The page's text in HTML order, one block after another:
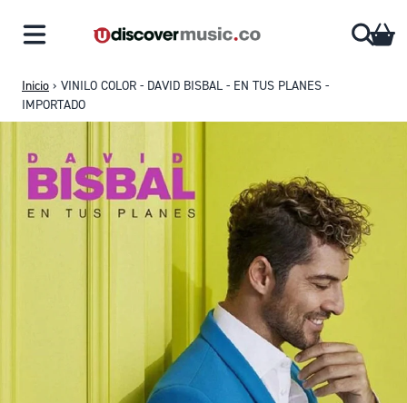
Inicio › VINILO COLOR - DAVID BISBAL - EN TUS PLANES -
IMPORTADO